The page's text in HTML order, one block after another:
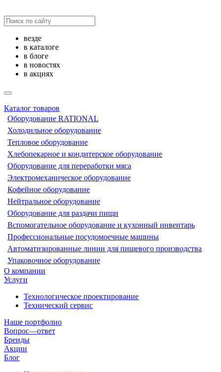
везде
в каталоге
в блоге
в новостях
в акциях
Каталог товаров
Оборудование RATIONAL
Холодильное оборудование
Тепловое оборудование
Хлебопекарное и кондитерское оборудование
Оборудование для переработки мяса
Электромеханическое оборудование
Кофейное оборудование
Нейтральное оборудование
Оборудование для раздачи пищи
Вспомогательное оборудование и кухонный инвентарь
Профессиональные посудомоечные машины
Автоматизированные линии для пищевого производства
Упаковочное оборудование
О компании
Услуги
Технологическое проектирование
Технический сервис
Наше портфолио
Вопрос—ответ
Бренды
Акции
Блог